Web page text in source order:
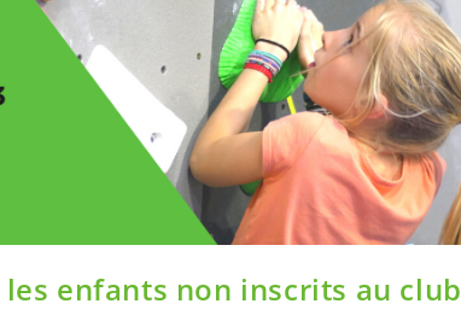
les enfants non inscrits au club